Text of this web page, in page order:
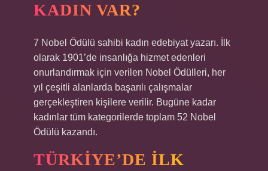
KADIN VAR?
7 Nobel Ödülü sahibi kadın edebiyat yazarı. İlk
olarak 1901’de insanlığa hizmet edenleri
onurlandırmak için verilen Nobel Ödülleri, her
yıl çeşitli alanlarda başarılı çalışmalar
gerçekleştiren kişilere verilir. Bugüne kadar
kadınlar tüm kategorilerde toplam 52 Nobel
Ödülü kazandı.
TÜRKIYE’DE ILK